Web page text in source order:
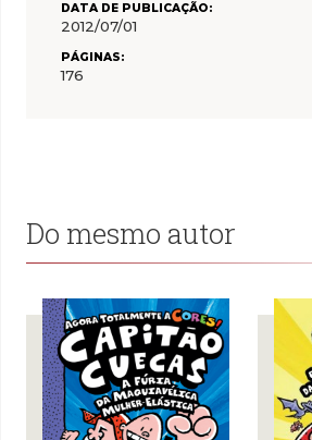
DATA DE PUBLICAÇÃO:
2012/07/01
PÁGINAS:
176
Do mesmo autor